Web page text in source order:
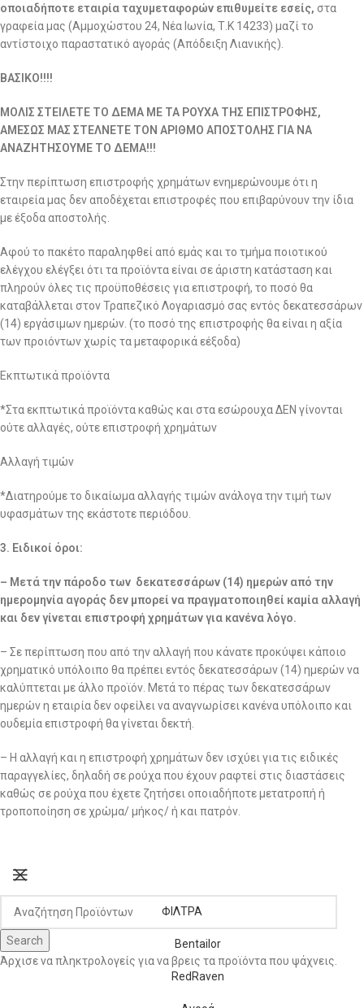
οποιαδήποτε εταιρία ταχυμεταφορών επιθυμείτε εσείς, στα
γραφεία μας (Αμμοχώστου 24, Νέα Ιωνία, Τ.Κ 14233) μαζί το
αντίστοιχο παραστατικό αγοράς (Απόδειξη Λιανικής).
ΒΑΣΙΚΟ!!!!
ΜΟΛΙΣ ΣΤΕΙΛΕΤΕ ΤΟ ΔΕΜΑ ΜΕ ΤΑ ΡΟΥΧΑ ΤΗΣ ΕΠΙΣΤΡΟΦΗΣ,
ΑΜΕΣΩΣ ΜΑΣ ΣΤΕΛΝΕΤΕ ΤΟΝ ΑΡΙΘΜΟ ΑΠΟΣΤΟΛΗΣ ΓΙΑ ΝΑ
ΑΝΑΖΗΤΗΣΟΥΜΕ ΤΟ ΔΕΜΑ!!!
Στην περίπτωση επιστροφής χρημάτων ενημερώνουμε ότι η
εταιρεία μας δεν αποδέχεται επιστροφές που επιβαρύνουν την ίδια
με έξοδα αποστολής.
Αφού το πακέτο παραληφθεί από εμάς και το τμήμα ποιοτικού
ελέγχου ελέγξει ότι τα προϊόντα είναι σε άριστη κατάσταση και
πληρούν όλες τις προϋποθέσεις για επιστροφή, το ποσό θα
καταβάλλεται στον Τραπεζικό Λογαριασμό σας εντός δεκατεσσάρων
(14) εργάσιμων ημερών. (το ποσό της επιστροφής θα είναι η αξία
των προιόντων χωρίς τα μεταφορικά εέξοδα)
Εκπτωτικά προϊόντα
*Στα εκπτωτικά προϊόντα καθώς και στα εσώρουχα ΔΕΝ γίνονται
ούτε αλλαγές, ούτε επιστροφή χρημάτων
Αλλαγή τιμών
*Διατηρούμε το δικαίωμα αλλαγής τιμών ανάλογα την τιμή των
υφασμάτων της εκάστοτε περιόδου.
3. Ειδικοί όροι:
– Μετά την πάροδο των δεκατεσσάρων (14) ημερών από την
ημερομηνία αγοράς δεν μπορεί να πραγματοποιηθεί καμία αλλαγή
και δεν γίνεται επιστροφή χρημάτων για κανένα λόγο.
– Σε περίπτωση που από την αλλαγή που κάνατε προκύψει κάποιο
χρηματικό υπόλοιπο θα πρέπει εντός δεκατεσσάρων (14) ημερών να
καλύπτεται με άλλο προϊόν. Μετά το πέρας των δεκατεσσάρων
ημερών η εταιρία δεν οφείλει να αναγνωρίσει κανένα υπόλοιπο και
ουδεμία επιστροφή θα γίνεται δεκτή.
– Η αλλαγή και η επιστροφή χρημάτων δεν ισχύει για τις ειδικές
παραγγελίες, δηλαδή σε ρούχα που έχουν ραφτεί στις διαστάσεις
καθώς σε ρούχα που έχετε ζητήσει οποιαδήποτε μετατροπή ή
τροποποίηση σε χρώμα/ μήκος/ ή και πατρόν.
Search
Άρχισε να πληκτρολογείς για να βρεις τα προϊόντα που ψάχνεις.
ΦΙΛΤΡΑ
Bentailor
RedRaven